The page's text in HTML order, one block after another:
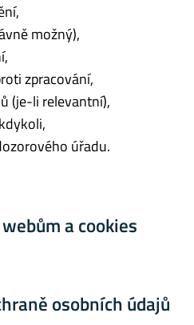
možný),
zpracování,
(je-li relevantní),
úřadu.
a cookies
osobních údajů